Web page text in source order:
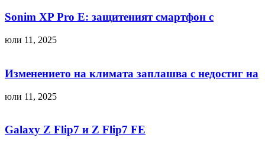
Sonim XP Pro E: защитеният смартфон с
юли 11, 2025
Изменението на климата заплашва с недостиг на
юли 11, 2025
Galaxy Z Flip7 и Z Flip7 FE